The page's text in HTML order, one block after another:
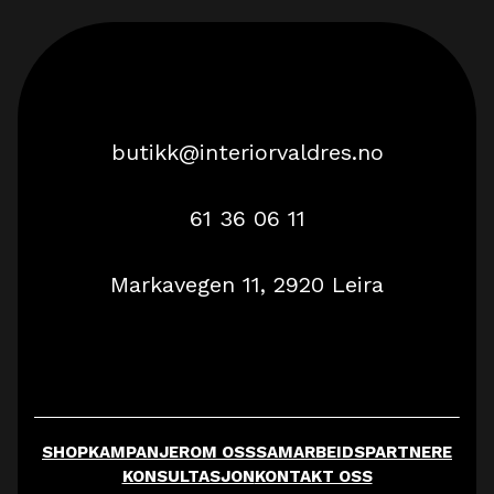
butikk@interiorvaldres.no
61 36 06 11
Markavegen 11, 2920 Leira
SHOPKAMPANJEROM OSSSAMARBEIDSPARTNERE
KONSULTASJONKONTAKT OSS